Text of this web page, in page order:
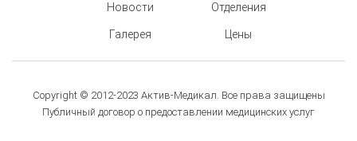
Новости
Галерея
Отделения
Цены
Copyright © 2012-2023 Актив-Медикал. Все права защищены
Публичный договор о предоставлении медицинских услуг